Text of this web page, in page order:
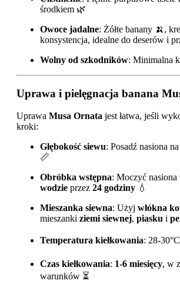
środkiem 🌿
Owoce jadalne: Żółte banany 🍌,
konsystencja, idealne do deserów i
Wolny od szkodników: Minimalna
Uprawa i pielęgnacja banana
Uprawa Musa Ornata jest łatwa, jeśli
kroki:
Głębokość siewu: Posadź nasiona
📏
Obróbka wstępna: Moczyć nasiona
wodzie przez 24 godziny 💧
Mieszanka siewna: Użyj włókna
mieszanki ziemi siewnej, piasku i
Temperatura kiełkowania: 28-
Czas kiełkowania: 1-6 miesięcy, w
warunków ⏳